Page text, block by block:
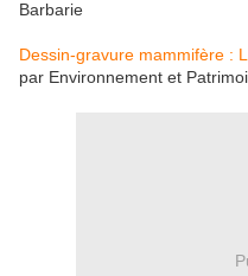
Dessin-gravure mammifère :
par Environnement et